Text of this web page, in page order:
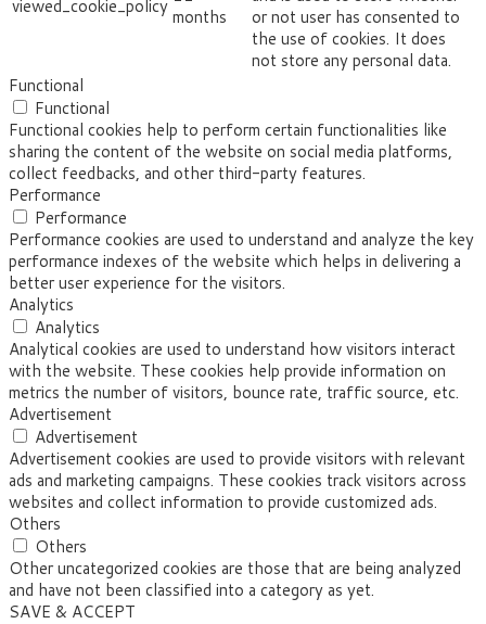
viewed_cookie_policymonths
or not user has consented to
the use of cookies. It does
not store any personal data.
Functional
Functional
Functional cookies help to perform certain functionalities like
sharing the content of the website on social media platforms,
collect feedbacks, and other third-party features.
Performance
Performance
Performance cookies are used to understand and analyze the key
performance indexes of the website which helps in delivering a
better user experience for the visitors.
Analytics
Analytics
Analytical cookies are used to understand how visitors interact
with the website. These cookies help provide information on
metrics the number of visitors, bounce rate, traffic source, etc.
Advertisement
Advertisement
Advertisement cookies are used to provide visitors with relevant
ads and marketing campaigns. These cookies track visitors across
websites and collect information to provide customized ads.
Others
Others
Other uncategorized cookies are those that are being analyzed
and have not been classified into a category as yet.
SAVE & ACCEPT